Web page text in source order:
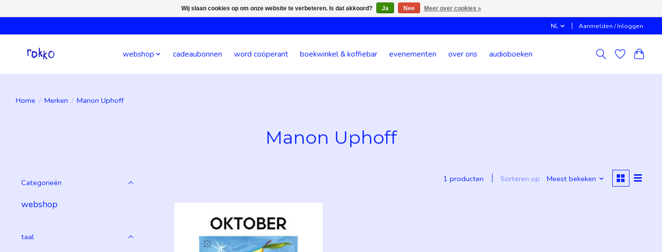
NL Aanmelden / Inloggen
webshop cadeaubonnen word coöperant boekwinkel & koffiebar evenementen over ons audioboeken
Home / Merken / Manon Uphoff
Manon Uphoff
Categorieën
webshop
taal
1 producten Sorteren op Meest bekeken
Wij slaan cookies op om onze website te verbeteren. Is dat akkoord? Ja Nee Meer over cookies »